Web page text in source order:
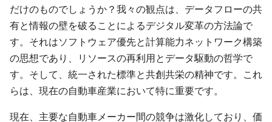
だけのものでしょうか？我々の観点は、データフローの共
有と情報の壁を破ることによるデジタル変革の方法論で
す。それはソフトウェア優先と計算能力ネットワーク構築
の思想であり、リソースの再利用とデータ駆動の哲学で
す。そして、統一された標準と共創共栄の精神です。これ
らは、現在の自動車産業において特に重要です。
現在、主要な自動車メーカー間の競争は激化しており、価